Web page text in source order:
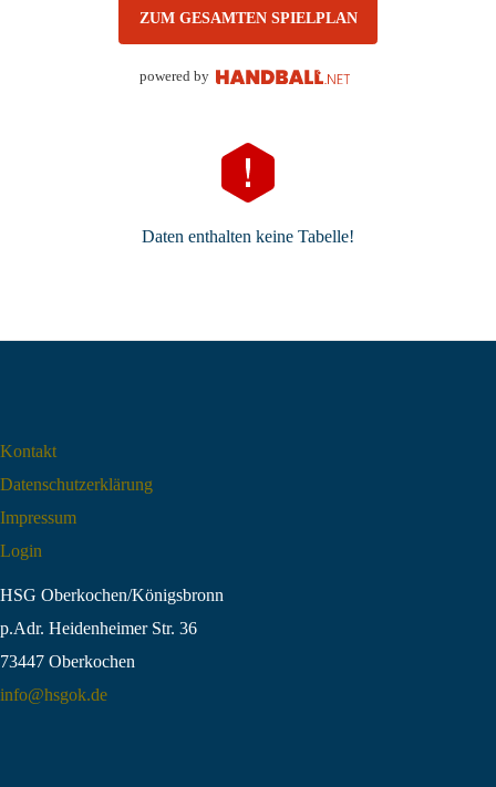
ZUM GESAMTEN SPIELPLAN
powered by
Daten enthalten keine Tabelle!
Kontakt
Datenschutz­erklärung
Impressum
Login
HSG Oberkochen/Königsbronn
p.Adr. Heidenheimer Str. 36
73447 Oberkochen
info@hsgok.de